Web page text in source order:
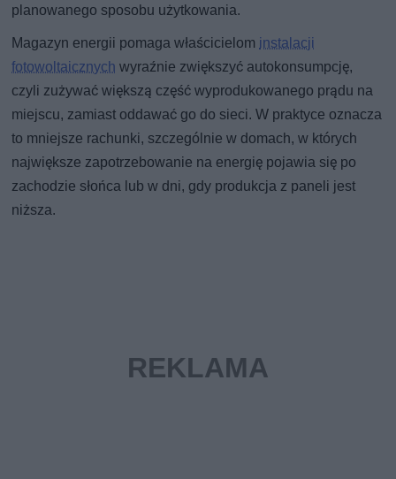
planowanego sposobu użytkowania.
Magazyn energii pomaga właścicielom instalacji
fotowoltaicznych wyraźnie zwiększyć autokonsumpcję,
czyli zużywać większą część wyprodukowanego prądu na
miejscu, zamiast oddawać go do sieci. W praktyce oznacza
to mniejsze rachunki, szczególnie w domach, w których
największe zapotrzebowanie na energię pojawia się po
zachodzie słońca lub w dni, gdy produkcja z paneli jest
niższa.